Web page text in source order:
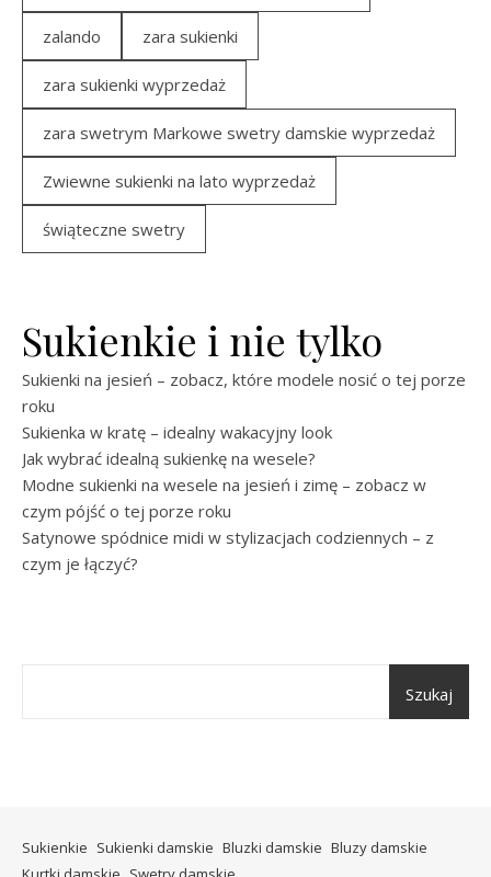
zalando zara sukienki
zara sukienki wyprzedaż
zara swetrym Markowe swetry damskie wyprzedaż
Zwiewne sukienki na lato wyprzedaż
świąteczne swetry
Sukienkie i nie tylko
Sukienki na jesień – zobacz, które modele nosić o tej porze
roku
Sukienka w kratę – idealny wakacyjny look
Jak wybrać idealną sukienkę na wesele?
Modne sukienki na wesele na jesień i zimę – zobacz w
czym pójść o tej porze roku
Satynowe spódnice midi w stylizacjach codziennych – z
czym je łączyć?
Szukaj
Sukienkie Sukienki damskie Bluzki damskie Bluzy damskie